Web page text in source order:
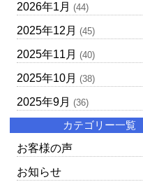
2026年1月 (44)
2025年12月 (45)
2025年11月 (40)
2025年10月 (38)
2025年9月 (36)
カテゴリー一覧
お客様の声
お知らせ